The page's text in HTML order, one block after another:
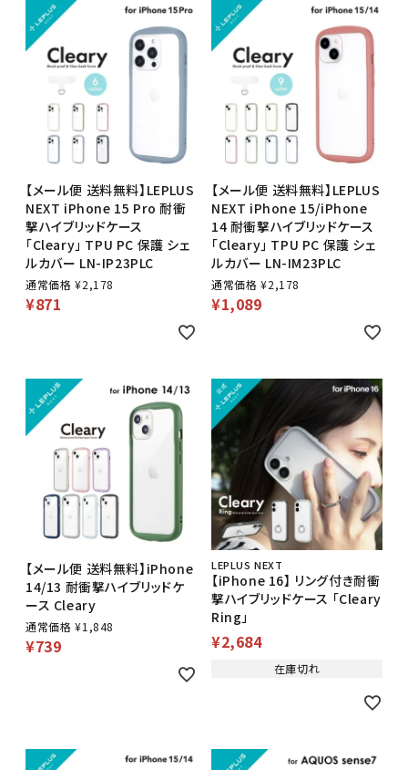
【メール便 送料無料】LEPLUS
NEXT iPhone 15 Pro 耐衝
撃ハイブリッドケース
「Cleary」 TPU PC 保護 シェ
ルカバー LN-IP23PLC
通常価格 ¥2,178
¥871
【メール便 送料無料】LEPLUS
NEXT iPhone 15/iPhone
14 耐衝撃ハイブリッドケース
「Cleary」 TPU PC 保護 シェ
ルカバー LN-IM23PLC
通常価格 ¥2,178
¥1,089
【メール便 送料無料】iPhone
14/13 耐衝撃ハイブリッドケ
ース Cleary
通常価格 ¥1,848
¥739
LEPLUS NEXT
【iPhone 16】 リング付き耐衝
撃ハイブリッドケース 「Cleary
Ring」
¥2,684
在庫切れ